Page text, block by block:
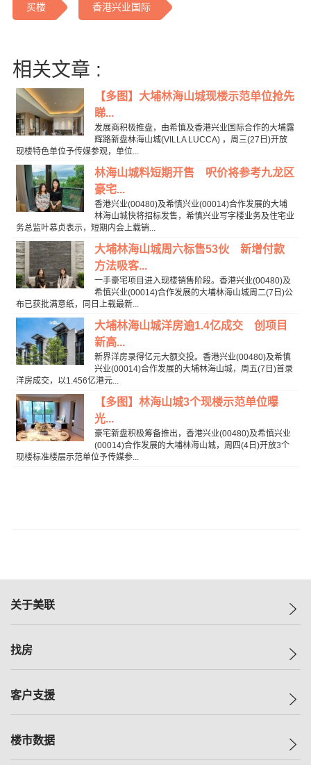
买楼 香港兴业国际
相关文章 :
【多图】大埔林海山城现楼示范单位抢先
睇...
发展商积极推盘，由希慎及香港兴业国际合作的大埔露
辉路新盘林海山城(VILLA LUCCA) ，周三(27日)开放
现楼特色单位予传媒参观，单位...
林海山城料短期开售 呎价将参考九龙区
豪宅...
香港兴业(00480)及希慎兴业(00014)合作发展的大埔
林海山城快将招标发售，希慎兴业写字楼业务及住宅业
务总监叶慕贞表示，短期内会上载销...
大埔林海山城周六标售53伙 新增付款
方法吸客...
一手豪宅项目进入现楼销售阶段。香港兴业(00480)及
希慎兴业(00014)合作发展的大埔林海山城周二(7日)公
布已获批满意纸，同日上载最新...
大埔林海山城洋房逾1.4亿成交 创项目
新高...
新界洋房录得亿元大额交投。香港兴业(00480)及希慎
兴业(00014)合作发展的大埔林海山城，周五(7日)首录
洋房成交，以1.456亿港元...
【多图】林海山城3个现楼示范单位曝
光...
豪宅新盘积极筹备推出，香港兴业(00480)及希慎兴业
(00014)合作发展的大埔林海山城，周四(4日)开放3个
现楼标准楼层示范单位予传媒参...
关于美联
美联集团
人才招募
找房
一手新房
减价
客户支援
自助放盘
楼市数据